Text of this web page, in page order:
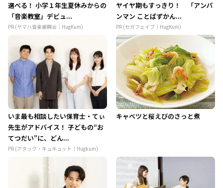
選べる！ 小学１年生夏休みからの
「音楽教室」デビュ...
PR (ヤマハ音楽振興会｜HugKum)
ヤイヤ期もすっきり！ 「アンパ
ンマン ことばずかん...
PR (セガフェイブ｜HugKum)
いま最も相談したい保育士・てぃ
先生がアドバイス！ 子どもの“お
てつだい”に、どん...
PR (アタック・キュキュット｜Hugkum)
キャベツと桜えびのさっと煮